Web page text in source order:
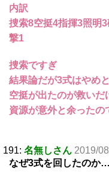
内訳
捜索8空挺4指揮3照明
撃1
捜索ですぎ
結果論だが3式はやめ
空挺が出たのが救いだ
資源が意外と余ったの
191: 名無しさん 2019/
なぜ3式を回したの